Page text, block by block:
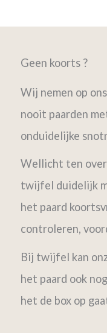
Geen koorts ?
Wij nemen op
nooit paarden
onduidelijke
Wellicht ten
twijfel duidelijk
het paard
controleren,
Bij twijfel kan
het paard ook
het de box op